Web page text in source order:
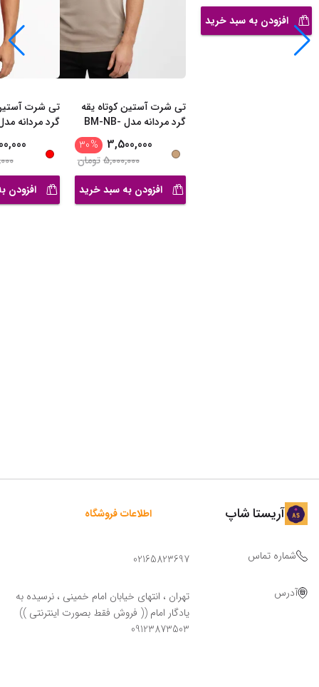
افزودن به سبد خرید
تی شرت آستین کوتاه یقه
گرد مردانه مدل BM-NB-
3,500,000
%
30
5,000,000تومان
افزودن به سبد خرید
تی شرت
افزودن
آریستا شاپ اطلاعات فروشگاه
شماره تماس 02165823697
آدرس
تهران ، انتهای خیابان امام خمینی ، نرسیده به
یادگار امام (( فروش فقط بصورت اینترنتی ))
09123873503